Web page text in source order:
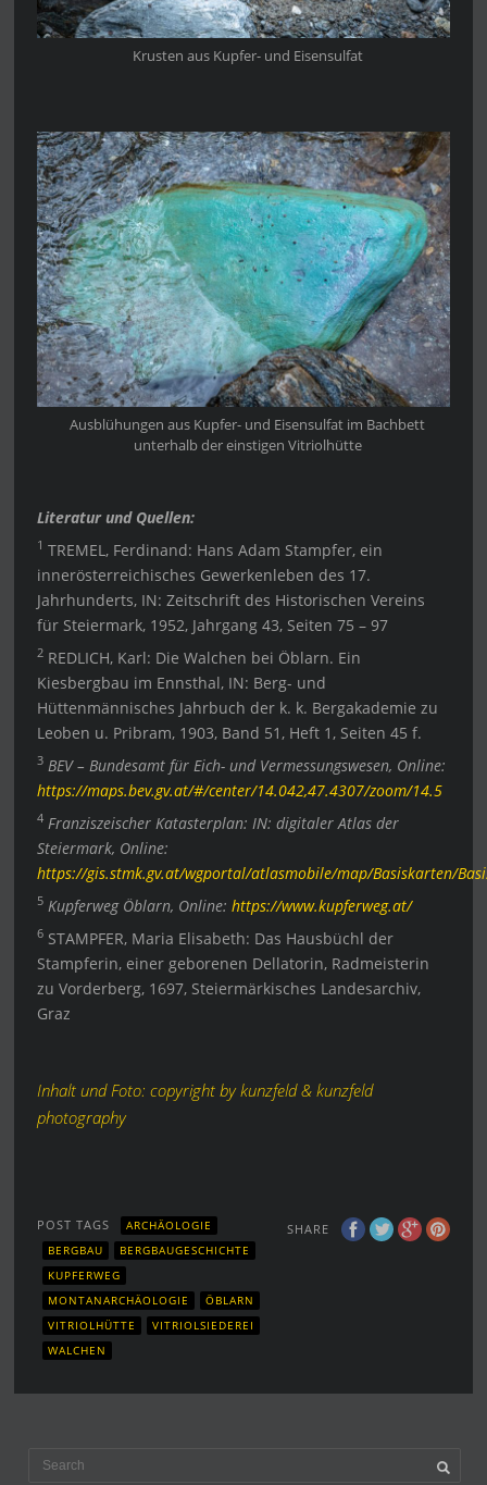
Krusten aus Kupfer- und Eisensulfat
Ausblühungen aus Kupfer- und Eisensulfat im Bachbett
unterhalb der einstigen Vitriolhütte
Literatur und Quellen:
1 TREMEL, Ferdinand: Hans Adam Stampfer, ein
innerösterreichisches Gewerkenleben des 17.
Jahrhunderts, IN: Zeitschrift des Historischen Vereins
für Steiermark, 1952, Jahrgang 43, Seiten 75 – 97
2 REDLICH, Karl: Die Walchen bei Öblarn. Ein
Kiesbergbau im Ennsthal, IN: Berg- und
Hüttenmännisches Jahrbuch der k. k. Bergakademie zu
Leoben u. Pribram, 1903, Band 51, Heft 1, Seiten 45 f.
3 BEV – Bundesamt für Eich- und Vermessungswesen, Online:
https://maps.bev.gv.at/#/center/14.042,47.4307/zoom/14.5
4 Franziszeischer Katasterplan: IN: digitaler Atlas der
Steiermark, Online:
https://gis.stmk.gv.at/wgportal/atlasmobile/map/Basiskarten/
5 Kupferweg Öblarn, Online:https://www.kupferweg.at/
6 STAMPFER, Maria Elisabeth: Das Hausbüchl der
Stampferin, einer geborenen Dellatorin, Radmeisterin
zu Vorderberg, 1697, Steiermärkisches Landesarchiv,
Graz
Inhalt und Foto: copyright by kunzfeld & kunzfeld
photography
SHARE
POST TAGS
ARCHÄOLOGIE
BERGBAU
BERGBAUGESCHICHTE
KUPFERWEG
MONTANARCHÄOLOGIE
ÖBLARN
VITRIOLHÜTTE
VITRIOLSIEDEREI
WALCHEN